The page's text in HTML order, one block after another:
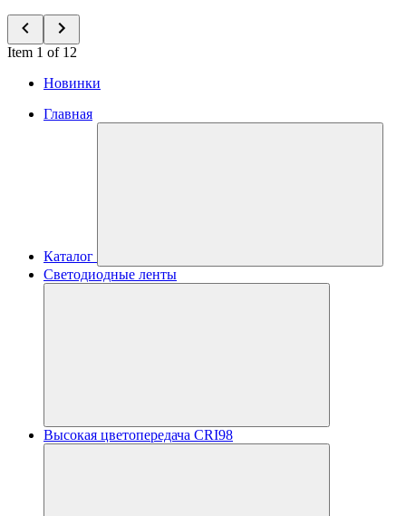
Item 1 of 12
Новинки
Главная
Каталог
Светодиодные ленты
Высокая цветопередача CRI98